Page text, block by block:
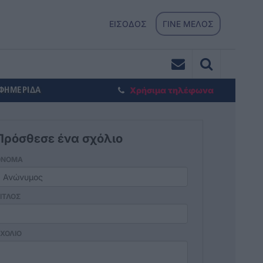
ΕΙΣΟΔΟΣ ΓΙΝΕ ΜΕΛΟΣ
Χρήσιμα τηλέφωνα
ένα σχόλιο